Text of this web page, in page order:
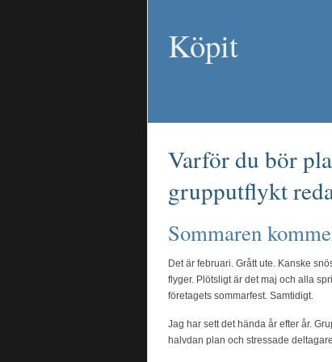
Köpit
Varför du bör
grupputflykt
Sommaren
Det är februari. Grått ute. Kanske
flyger. Plötsligt är det maj och alla
företagets sommarfest. Samtidigt.
Jag har sett det hända år efter år.
halvdan plan och stressade